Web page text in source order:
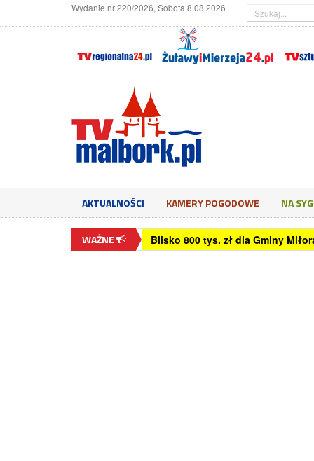
Wydanie nr 220/2026, Sobota 8.08.2026
AKTUALNOŚCI KAMERY POGODOWE NA
WAŻNE Blisko 800 tys. zł dla Gminy